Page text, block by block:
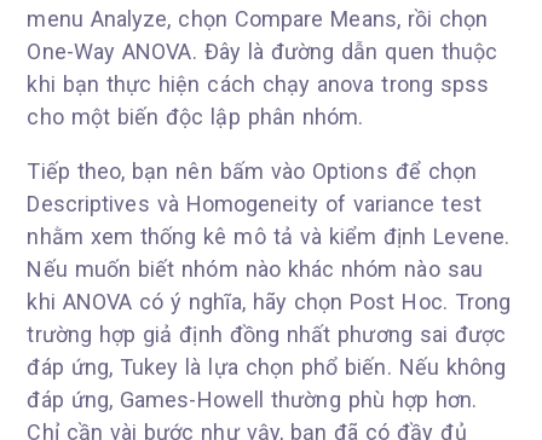
menu Analyze, chọn Compare Means, rồi chọn
One-Way ANOVA. Đây là đường dẫn quen thuộc
khi bạn thực hiện cách chạy anova trong spss
cho một biến độc lập phân nhóm.
Tiếp theo, bạn nên bấm vào Options để chọn
Descriptives và Homogeneity of variance test
nhằm xem thống kê mô tả và kiểm định Levene.
Nếu muốn biết nhóm nào khác nhóm nào sau
khi ANOVA có ý nghĩa, hãy chọn Post Hoc. Trong
trường hợp giả định đồng nhất phương sai được
đáp ứng, Tukey là lựa chọn phổ biến. Nếu không
đáp ứng, Games-Howell thường phù hợp hơn.
Chỉ cần vài bước như vậy, bạn đã có đầy đủ